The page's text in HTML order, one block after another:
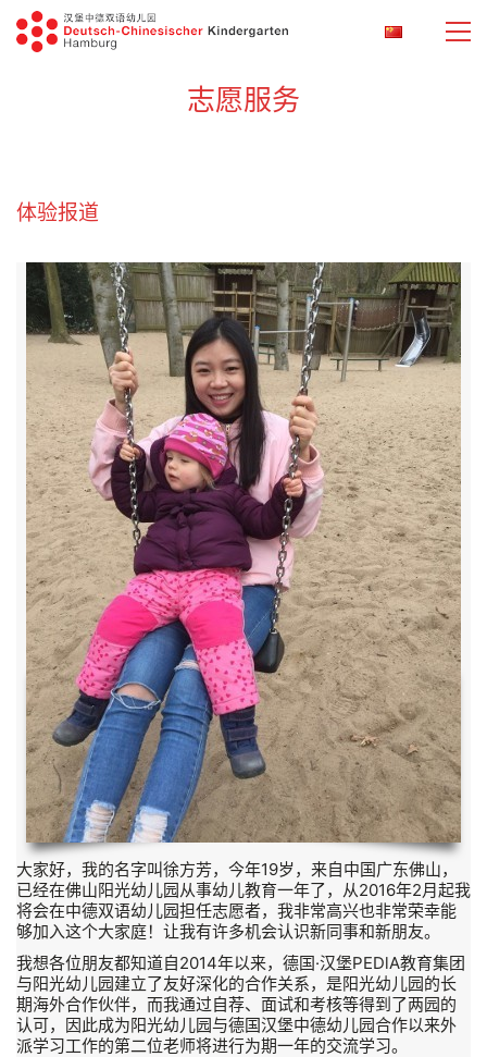
志愿服务
体验报道
大家好，我的名字叫徐方芳，今年19岁，来自中国广东佛山，
已经在佛山阳光幼儿园从事幼儿教育一年了，从2016年2月起我
将会在中德双语幼儿园担任志愿者，我非常高兴也非常荣幸能
够加入这个大家庭！让我有许多机会认识新同事和新朋友。
我想各位朋友都知道自2014年以来，德国·汉堡PEDlA教育集团
与阳光幼儿园建立了友好深化的合作关系，是阳光幼儿园的长
期海外合作伙伴，而我通过自荐、面试和考核等得到了两园的
认可，因此成为阳光幼儿园与德国汉堡中德幼儿园合作以来外
派学习工作的第二位老师将进行为期一年的交流学习。